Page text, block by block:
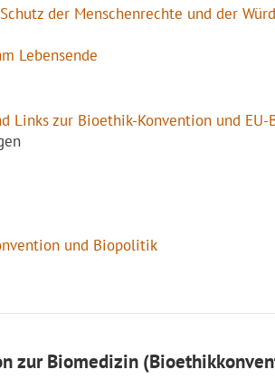
der Menschenrechte und der
Lebensende
Links zur Bioethik-Konvention und
und Biopolitik
zur Biomedizin